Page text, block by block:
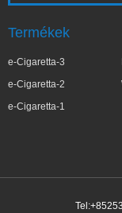
Termékek
e-Cigaretta-3
e-Cigaretta-2
e-Cigaretta-1